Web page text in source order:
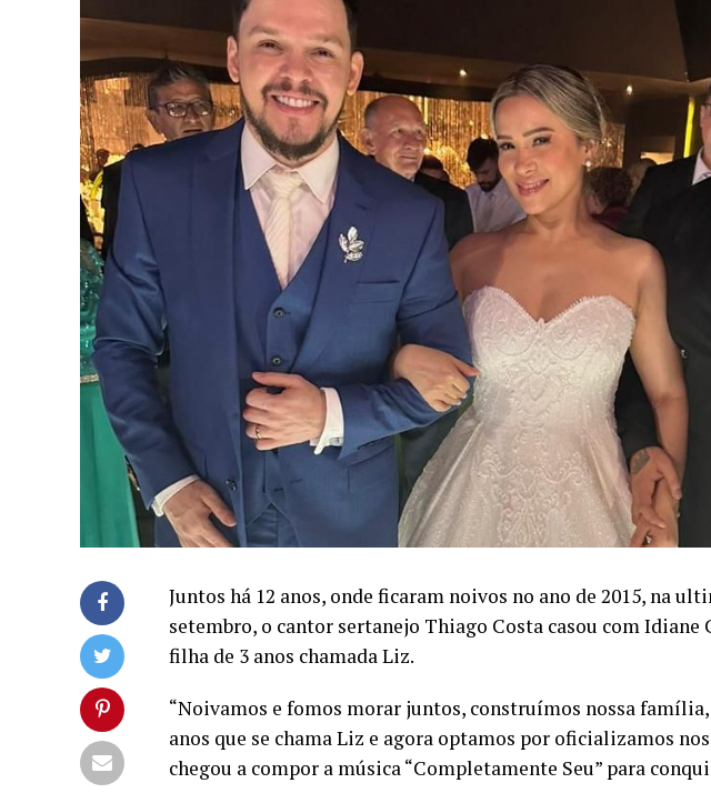
Juntos há 12 anos, onde ficaram noivos no ano de 2015, na
setembro, o cantor sertanejo Thiago Costa casou com Idiane
filha de 3 anos chamada Liz.
“Noivamos e fomos morar juntos, construímos nossa
anos que se chama Liz e agora optamos por oficializamos
chegou a compor a música “Completamente Seu” para